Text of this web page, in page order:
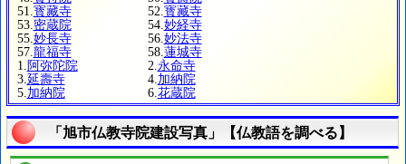
51. 寳藏寺 52. 寳藏寺
53. 密蔵院 54. 妙経寺
55. 妙長寺 56. 妙法寺
57. 龍福寺 58. 蓮城寺
1. 阿弥陀院 2. 永命寺
3. 延壽寺 4. 加納院
5. 加納院 6. 花蔵院
「旭市仏教寺院建設写真」【仏教語を調べる】